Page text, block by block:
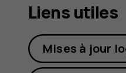
Liens utiles
Mises à jour